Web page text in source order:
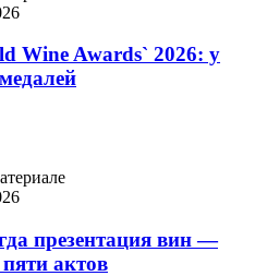
Wine Awards` 2026: у
презентация вин —
актов